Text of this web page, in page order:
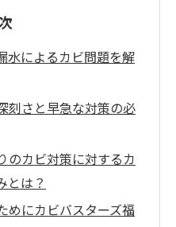
水によるカビ問題を解
刻さと早急な対策の必
のカビ対策に対するカ
とは？
めにカビバスターズ福